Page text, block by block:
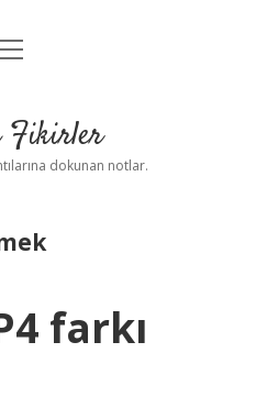
Uyarı
Fikirler
dokunan notlar.
farkı